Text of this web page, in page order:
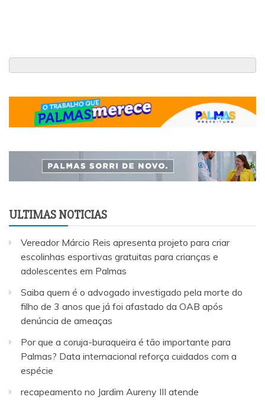
ULTIMAS NOTICIAS
Vereador Márcio Reis apresenta projeto para criar
escolinhas esportivas gratuitas para crianças e
adolescentes em Palmas
Saiba quem é o advogado investigado pela morte do
filho de 3 anos que já foi afastado da OAB após
denúncia de ameaças
Por que a coruja-buraqueira é tão importante para
Palmas? Data internacional reforça cuidados com a
espécie
recapeamento no Jardim Aureny III atende